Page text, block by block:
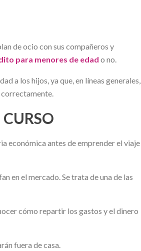
de ocio con sus compañeros y
para menores de edad o no.
a los hijos, ya que, en líneas generales,
correctamente.
económica antes de emprender el viaje
en el mercado. Se trata de una de las
cómo repartir los gastos y el dinero
fuera de casa.